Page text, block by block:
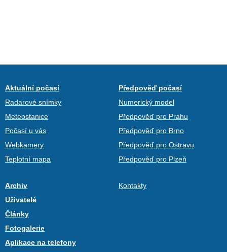
Aktuální počasí
Radarové snímky
Meteostanice
Počasí u vás
Webkamery
Teplotní mapa
Předpověď počasí
Numerický model
Předpověď pro Prahu
Předpověď pro Brno
Předpověď pro Ostravu
Předpověď pro Plzeň
Archiv
Uživatelé
Články
Fotogalerie
Aplikace na telefony
Kontakty